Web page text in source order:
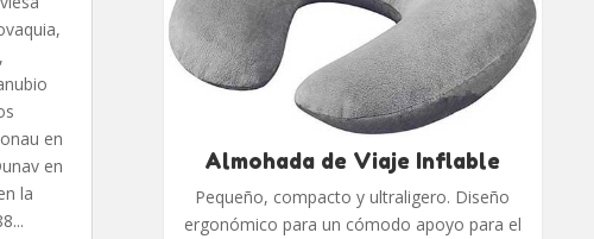
en
en
la
Almohada de Viaje Inflable
Pequeño, compacto y ultraligero. Diseño
ergonómico para un cómodo apoyo para el